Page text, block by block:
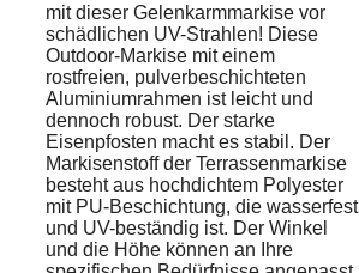
mit dieser Gelenkarmmarkise vor
schädlichen UV-Strahlen! Diese
Outdoor-Markise mit einem
rostfreien, pulverbeschichteten
Aluminiumrahmen ist leicht und
dennoch robust. Der starke
Eisenpfosten macht es stabil. Der
Markisenstoff der Terrassenmarkise
besteht aus hochdichtem Polyester
mit PU-Beschichtung, die wasserfest
und UV-beständig ist. Der Winkel
und die Höhe können an Ihre